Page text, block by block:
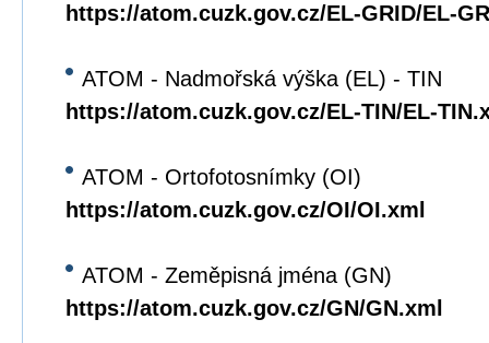
https://atom.cuzk.gov.cz/EL-GRID/EL-
ATOM - Nadmořská výška (EL) - TIN
https://atom.cuzk.gov.cz/EL-TIN/EL-
ATOM - Ortofotosnímky (OI)
https://atom.cuzk.gov.cz/OI/OI.xml
ATOM - Zeměpisná jména (GN)
https://atom.cuzk.gov.cz/GN/GN.xml